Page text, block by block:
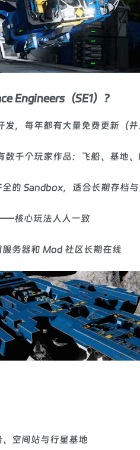
Engineers（SE1）？
，每年都有大量免费更新（并
数千个玩家作品：飞船、基地
的 Sandbox，适合长期存档
核心玩法人人一致
务器和 Mod 社区长期在线
空间站与行星基地